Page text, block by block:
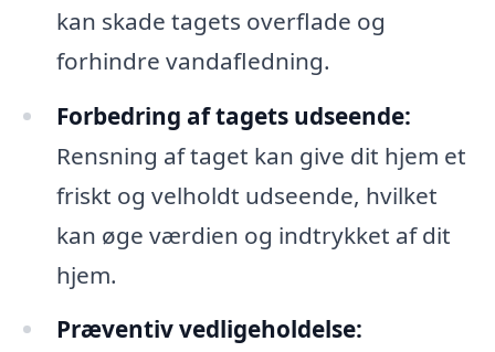
kan skade tagets overflade og
forhindre vandafledning.
Forbedring af tagets udseende:
Rensning af taget kan give dit hjem et
friskt og velholdt udseende, hvilket
kan øge værdien og indtrykket af dit
hjem.
Præventiv vedligeholdelse: